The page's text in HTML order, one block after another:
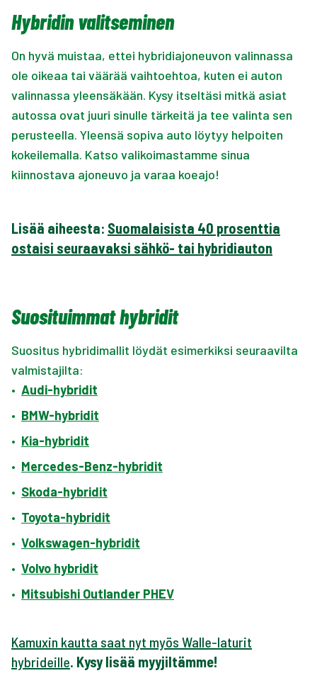
Hybridin valitseminen
On hyvä muistaa, ettei hybridiajoneuvon valinnassa
ole oikeaa tai väärää vaihtoehtoa, kuten ei auton
valinnassa yleensäkään. Kysy itseltäsi mitkä asiat
autossa ovat juuri sinulle tärkeitä ja tee valinta sen
perusteella. Yleensä sopiva auto löytyy helpoiten
kokeilemalla. Katso valikoimastamme sinua
kiinnostava ajoneuvo ja varaa koeajo!
Lisää aiheesta: Suomalaisista 40 prosenttia
ostaisi seuraavaksi sähkö- tai hybridiauton
Suosituimmat hybridit
Suositus hybridimallit löydät esimerkiksi seuraavilta
valmistajilta:
• Audi-hybridit
• BMW-hybridit
• Kia-hybridit
• Mercedes-Benz-hybridit
• Skoda-hybridit
• Toyota-hybridit
• Volkswagen-hybridit
• Volvo hybridit
• Mitsubishi Outlander PHEV
Kamuxin kautta saat nyt myös Walle-laturit
hybrideille. Kysy lisää myyjiltämme!